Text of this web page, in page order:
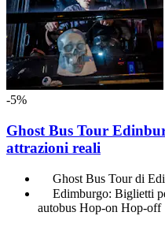
-5%
Ghost Bus Tour
attrazioni reali
Ghost Bus Tour di
Edimburgo: Biglietti
autobus Hop-on Hop-off